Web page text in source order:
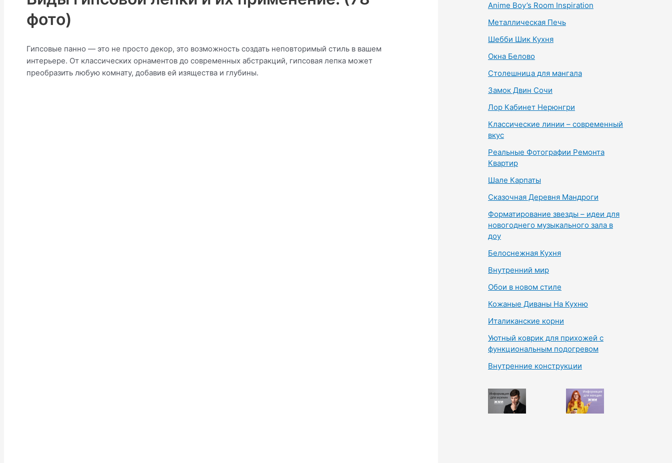
фото)
Гипсовые панно — это не просто декор, это возможность создать неповторимый стиль в вашем
интерьере. От классических орнаментов до современных абстракций, гипсовая лепка может
преобразить любую комнату, добавив ей изящества и глубины.
Anime Boy’s Room Inspiration
Металлическая Печь
Шебби Шик Кухня
Окна Белово
Столешница для мангала
Замок Двин Сочи
Лор Кабинет Нерюнгри
Классические линии – современный
вкус
Реальные Фотографии Ремонта
Квартир
Шале Карпаты
Сказочная Деревня Мандроги
Форматирование звезды – идеи для
новогоднего музыкального зала в
доу
Белоснежная Кухня
Внутренний мир
Обои в новом стиле
Кожаные Диваны На Кухню
Италиканские корни
Уютный коврик для прихожей с
функциональным подогревом
Внутренние конструкции